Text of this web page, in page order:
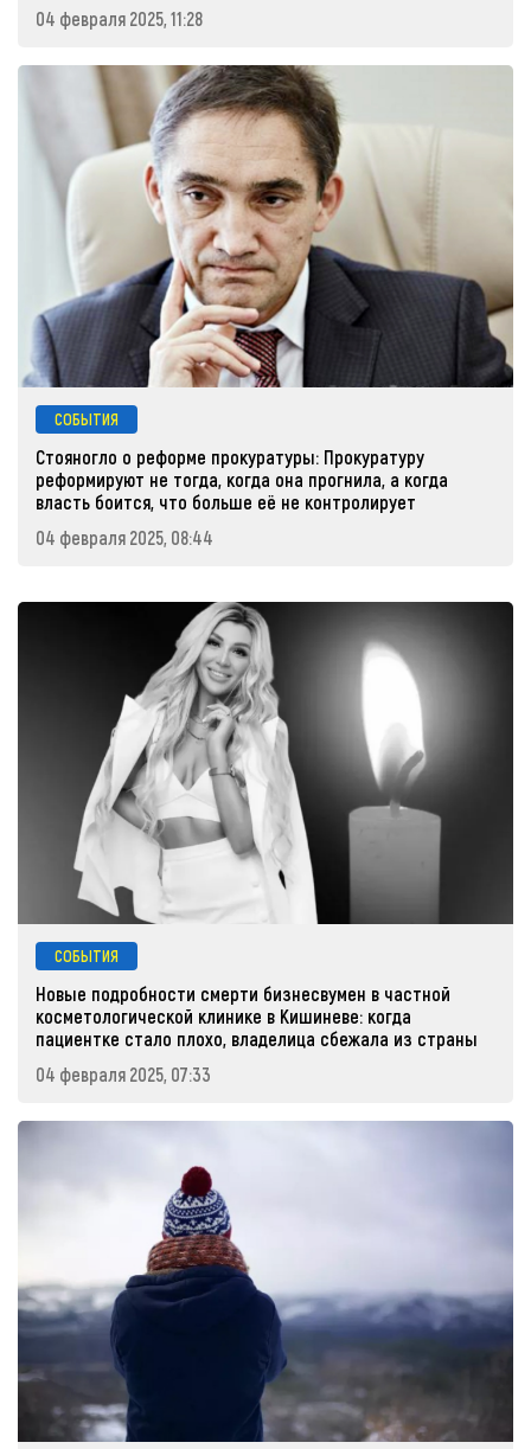
04 февраля 2025, 11:28
СОБЫТИЯ
Стояногло о реформе прокуратуры: Прокуратуру
реформируют не тогда, когда она прогнила, а когда
власть боится, что больше её не контролирует
04 февраля 2025, 08:44
СОБЫТИЯ
Новые подробности смерти бизнесвумен в частной
косметологической клинике в Кишиневе: когда
пациентке стало плохо, владелица сбежала из страны
04 февраля 2025, 07:33